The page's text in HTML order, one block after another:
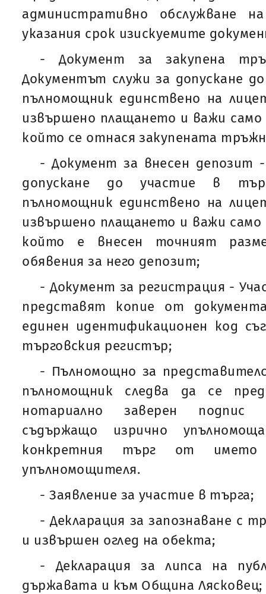
административно обслужване
указания срок изискуемите
- Документ за закупена
Документът служи за допускане
пълномощник единствено на
извършено плащането и важи само
който се отнася закупената
- Документ за внесен депозит
допускане до участие в
пълномощник единствено на
извършено плащането и важи само
който е внесен точният
обявения за него депозит;
- Документ за регистрация -
представят копие от
единен идентификационен код
търговския регистър;
- Пълномощно за
пълномощник следва да се
нотариално заверен подпис
съдържащо изрично
конкретния търг от
упълномощителя.
- Заявление за участие в търга;
- Декларация за запознаване с
и извършен оглед на обекта;
- Декларация за липса на
държавата и към Община Лясковец;